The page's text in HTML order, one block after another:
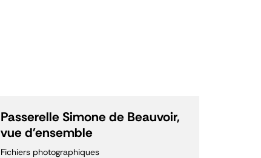
Passerelle Simone de Beauvoir,
vue d'ensemble
Fichiers photographiques